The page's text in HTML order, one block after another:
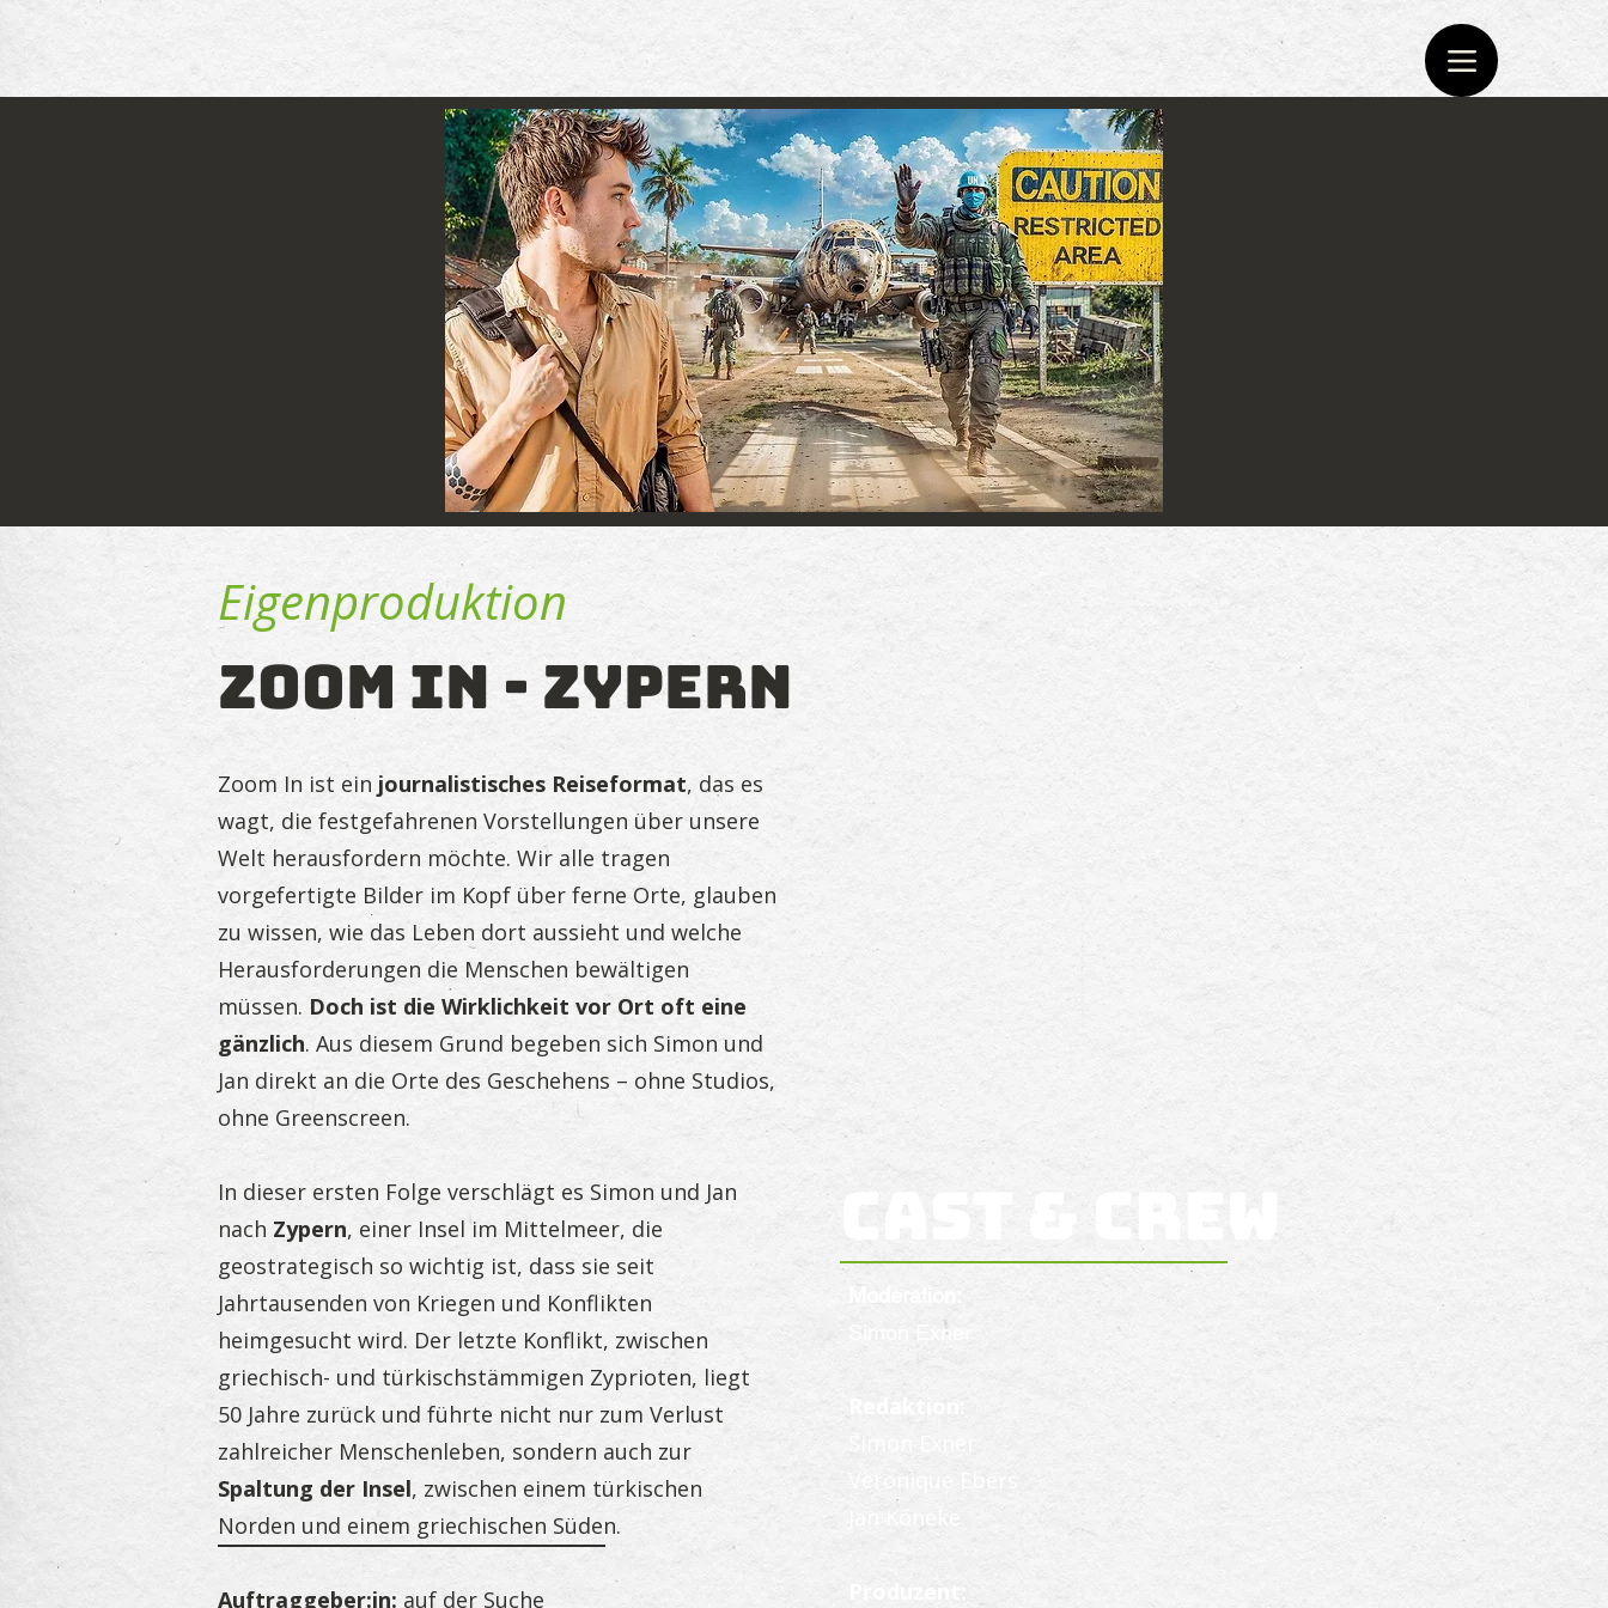
Eigenproduktion
Zoom In - Zypern
Zoom In ist ein journalistisches Reiseformat, das es
wagt, die festgefahrenen Vorstellungen über unsere
Welt herausfordern möchte. Wir alle tragen
vorgefertigte Bilder im Kopf über ferne Orte, glauben
zu wissen, wie das Leben dort aussieht und welche
Herausforderungen die Menschen bewältigen
müssen. Doch ist die Wirklichkeit vor Ort oft eine
gänzlich. Aus diesem Grund begeben sich Simon und
Jan direkt an die Orte des Geschehens – ohne Studios,
ohne Greenscreen.
In dieser ersten Folge verschlägt es Simon und Jan
nach Zypern, einer Insel im Mittelmeer, die
geostrategisch so wichtig ist, dass sie seit
Jahrtausenden von Kriegen und Konflikten
heimgesucht wird. Der letzte Konflikt, zwischen
griechisch- und türkischstämmigen Zyprioten, liegt
50 Jahre zurück und führte nicht nur zum Verlust
zahlreicher Menschenleben, sondern auch zur
Spaltung der Insel, zwischen einem türkischen
Norden und einem griechischen Süden.
Auftraggeber:in: auf der Suche
Cast & Crew
Simon Exner
Simon Exner
Veronique Ebers
Produzent: